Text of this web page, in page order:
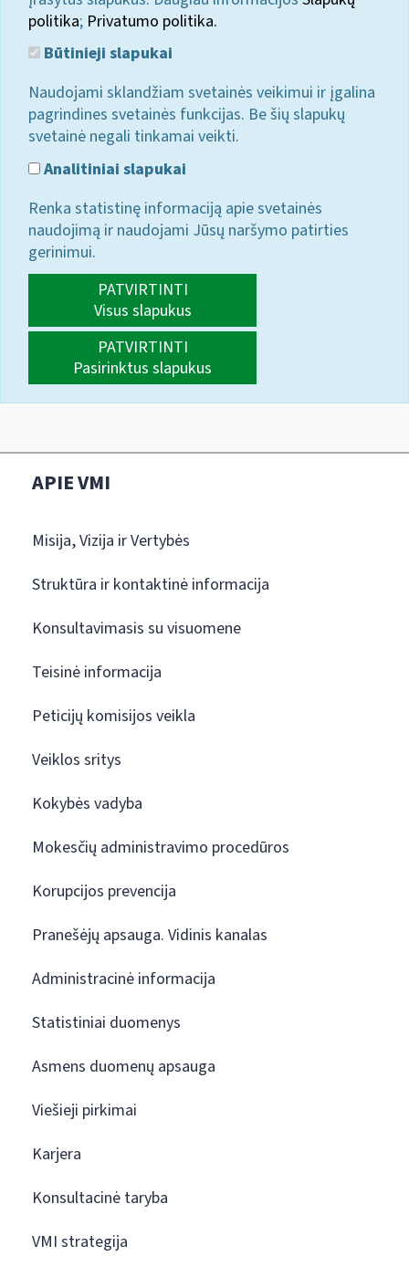
politika; Privatumo politika.
Būtinieji slapukai
Naudojami sklandžiam svetainės veikimui ir įgalina
pagrindines svetainės funkcijas. Be šių slapukų
svetainė negali tinkamai veikti.
Analitiniai slapukai
Renka statistinę informaciją apie svetainės
naudojimą ir naudojami Jūsų naršymo patirties
gerinimui.
PATVIRTINTI
Visus slapukus
PATVIRTINTI
Pasirinktus slapukus
APIE VMI
Misija, Vizija ir Vertybės
Struktūra ir kontaktinė informacija
Konsultavimasis su visuomene
Teisinė informacija
Peticijų komisijos veikla
Veiklos sritys
Kokybės vadyba
Mokesčių administravimo procedūros
Korupcijos prevencija
Pranešėjų apsauga. Vidinis kanalas
Administracinė informacija
Statistiniai duomenys
Asmens duomenų apsauga
Viešieji pirkimai
Karjera
Konsultacinė taryba
VMI strategija